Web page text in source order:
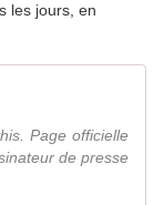
les jours, en
Page officielle
de presse